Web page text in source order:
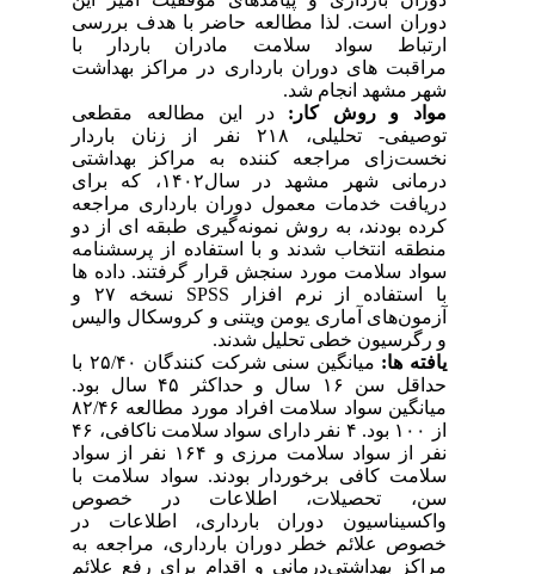
دوران است. لذا مطالعه حاضر با هدف بررسی
ارتباط سواد سلامت مادران باردار با
مراقبت های دوران بارداری در مراکز بهداشت
شهر مشهد انجام شد.
مواد و روش کار:در این مطالعه مقطعی
توصیفی- تحلیلی، ۲۱۸ نفر از زنان باردار
نخست‌زای مراجعه کننده به مراکز بهداشتی
درمانی شهر مشهد در سال۱۴۰۲، که برای
دریافت خدمات معمول دوران بارداری مراجعه
کرده بودند، به روش نمونه‌گیری طبقه ای از دو
منطقه انتخاب شدند و با استفاده از پرسشنامه
سواد سلامت مورد سنجش قرار گرفتند. داده ها
با استفاده از نرم افزار SPSS نسخه ۲۷ و
آزمون‌های آماری یومن ویتنی و کروسکال والیس
و رگرسیون خطی تحلیل شدند.
یافته ها:
میانگین سنی شرکت کنندگان ۲۵/۴۰ با
حداقل سن ۱۶ سال و حداکثر ۴۵ سال بود.
میانگین سواد سلامت افراد مورد مطالعه ۸۲/۴۶
از ۱۰۰ بود. ۴ نفر دارای سواد سلامت ناکافی، ۴۶
نفر از سواد سلامت مرزی و ۱۶۴ نفر از سواد
سلامت کافی برخوردار بودند. سواد سلامت با
سن، تحصیلات، اطلاعات در خصوص
واکسیناسیون دوران بارداری، اطلاعات در
خصوص علائم خطر دوران بارداری، مراجعه به
مراکز بهداشتی‌درمانی و اقدام برای رفع علائم